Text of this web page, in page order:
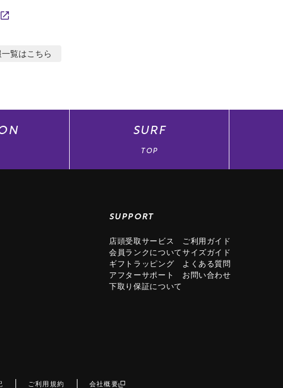
一覧はこちら
SURF
TOP
SUPPORT
店頭受取サービス
会員ランクについて
ギフトラッピング
アフターサポート
下取り保証について
ご利用ガイド
サイズガイド
よくある質問
お問い合わせ
ご利用規約 会社概要